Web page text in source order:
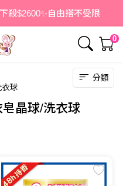
殺$2600✨自由搭不受限
0
球
分類
晶球/洗衣球